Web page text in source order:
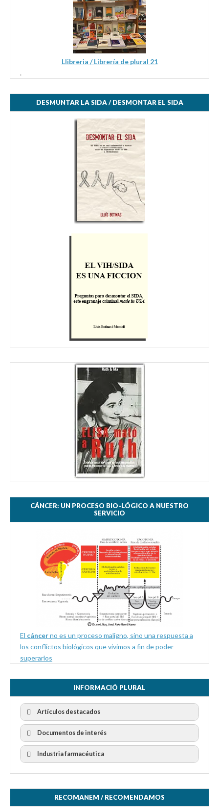
Llibreria / Librería de plural 21
.
DESMUNTAR LA SIDA / DESMONTAR EL SIDA
CÁNCER: UN PROCESO BIO-LÓGICO A NUESTRO
SERVICIO
El cáncerno es un proceso maligno, sino una respuesta a
los conflictos biológicos que vivimos a fin de poder
superarlos
INFORMACIÓ PLURAL
Artículos destacados
Documentos de interés
Industria farmacéutica
RECOMANEM / RECOMENDAMOS